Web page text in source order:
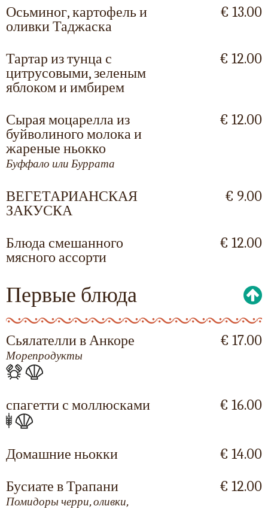
Осьминог, картофель и
оливки Таджаска
€ 13.00
Тартар из тунца с
цитрусовыми, зеленым
яблоком и имбирем
€ 12.00
Сырая моцарелла из
буйволиного молока и
жареные ньокко
Буффало или Буррата
€ 12.00
ВЕГЕТАРИАНСКАЯ
ЗАКУСКА
€ 9.00
Блюда смешанного
мясного ассорти
€ 12.00
Первые блюда
Сьялателли в Анкоре
Морепродукты
€ 17.00
спагетти с моллюсками € 16.00
Домашние ньокки
€ 14.00
Бусиате в Трапани
Помидоры черри, оливки,
€ 12.00